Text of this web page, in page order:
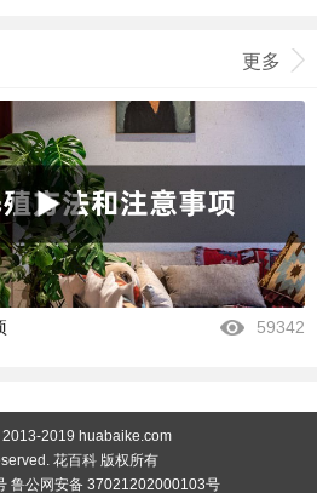
更多
59342
2019 huabaike.com
花百科 版权所有
鲁公网安备 37021202000103号